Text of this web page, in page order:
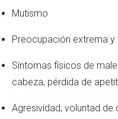
Mutismo
Preocupación extrema y
Síntomas físicos de
cabeza, pérdida de
Agresividad, voluntad de